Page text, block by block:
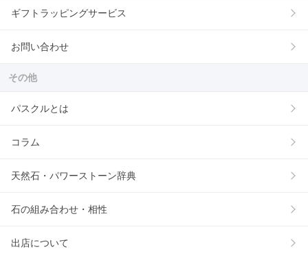
ギフトラッピングサービス
お問い合わせ
その他
パスクルとは
コラム
天然石・パワーストーン辞典
石の組み合わせ・相性
出店について